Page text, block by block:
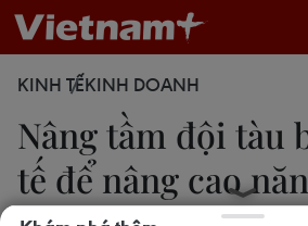
KINH TẾKINH DOANH
Nâng tầm đội tàu
tế để nâng cao